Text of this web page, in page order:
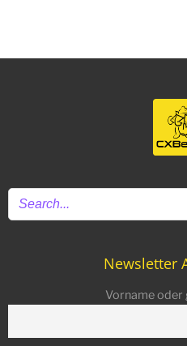
Newsletter
Vorname oder